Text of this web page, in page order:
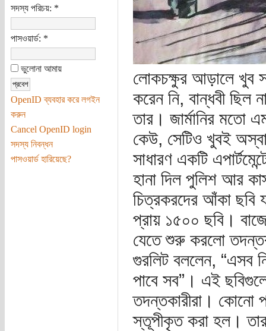
সদস্য পরিচয়: *
পাসওয়ার্ড: *
ভুলোনা আমায়
OpenID ব্যবহার করে লগইন
করুন
Cancel OpenID login
সদস্য নিবন্ধন
পাসওয়ার্ড হারিয়েছে?
লোকচক্ষুর আড়ালে খুব
করেন নি, বান্ধবী ছিল
তার। জার্মানির মতো
কেউ, সেটিও খুবই
সাধারণ একটি
হানা দিল পুলিশ আর
চিত্রকরদের আঁকা ছবি
প্রায় ১৫০০ ছবি।
যেতে শুরু করলো
গুরলিট বললেন, “এসব
পাবে সব”। এই
তদন্তকারীরা। কোনো
স্তূপীকৃত করা হল।